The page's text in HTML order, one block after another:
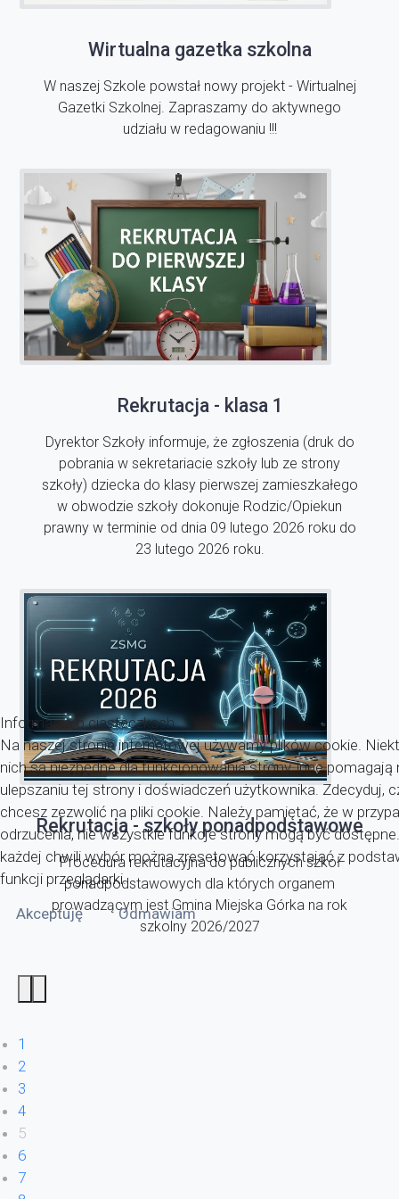
Wirtualna gazetka szkolna
W naszej Szkole powstał nowy projekt - Wirtualnej
Gazetki Szkolnej. Zapraszamy do aktywnego
udziału w redagowaniu !!!
Rekrutacja - klasa 1
Dyrektor Szkoły informuje, że zgłoszenia (druk do
pobrania w sekretariacie szkoły lub ze strony
szkoły) dziecka do klasy pierwszej zamieszkałego
w obwodzie szkoły dokonuje Rodzic/Opiekun
prawny w terminie od dnia 09 lutego 2026 roku do
23 lutego 2026 roku.
Rekrutacja - szkoły ponadpodstawowe
Procedura rekrutacyjna do publicznych szkół
ponadpodstawowych dla których organem
prowadzącym jest Gmina Miejska Górka na rok
szkolny 2026/2027
1
2
3
4
5
6
7
Informacja o ciasteczkach
Na naszej stronie internetowej używamy plików cookie.
nich są niezbędne dla funkcjonowania strony, inne pomagają
ulepszaniu tej strony i doświadczeń użytkownika. Zdecyduj,
chcesz zezwolić na pliki cookie. Należy pamiętać, że w
odrzucenia, nie wszystkie funkcje strony mogą być
każdej chwili wybór można zresetować korzystająć z
funkcji przeglądarki.
Akceptuję
Odmawiam